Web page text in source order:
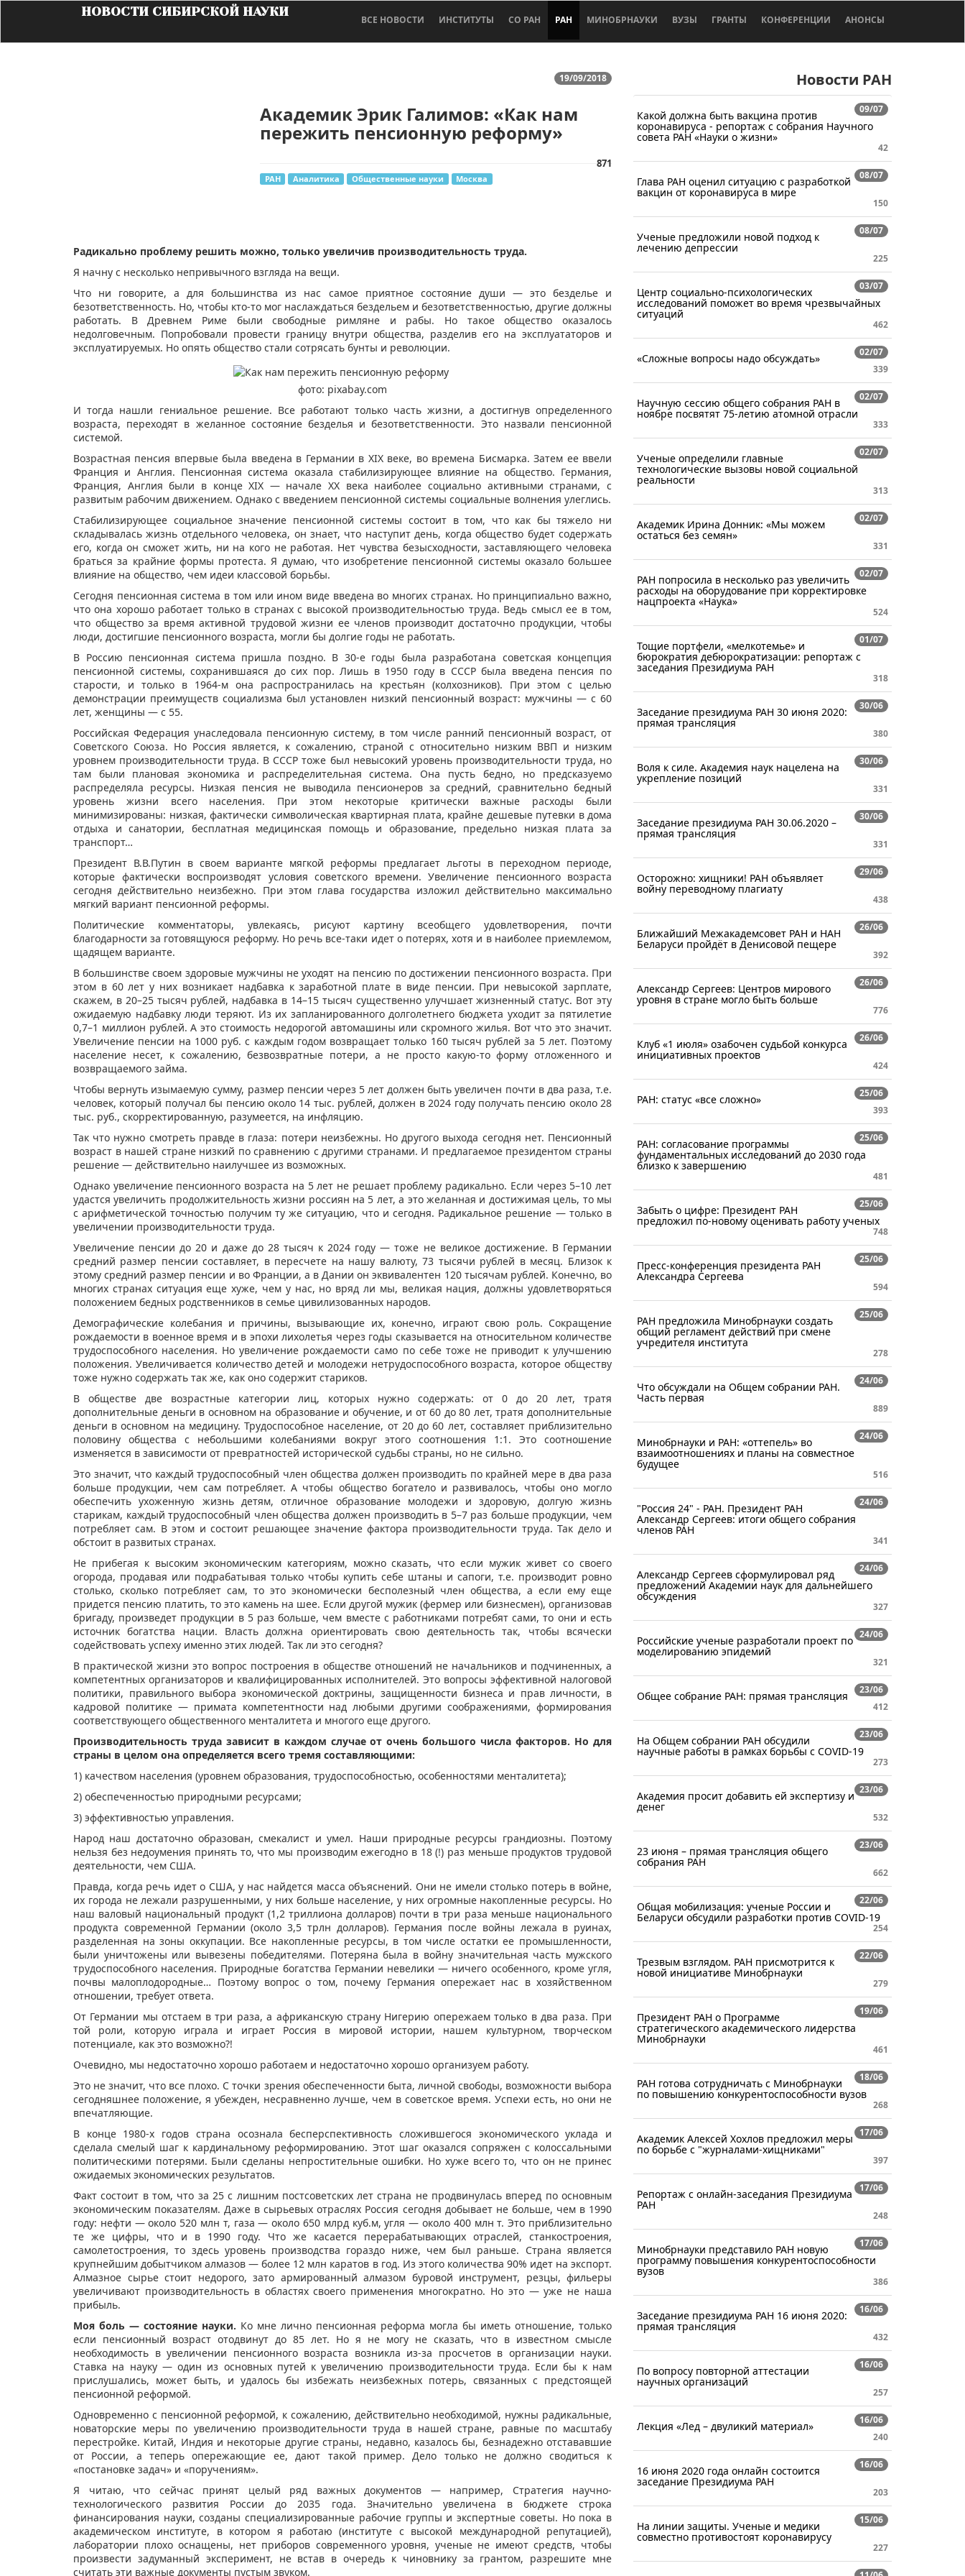
НОВОСТИ СИБИРСКОЙ НАУКИ
ВСЕ НОВОСТИ ИНСТИТУТЫ СО РАН РАН МИНОБРНАУКИ ВУЗЫ ГРАНТЫ КОНФЕРЕНЦИИ АНОНСЫ
19/09/2018
Академик Эрик Галимов: «Как нам
пережить пенсионную реформу»
871
РАН Аналитика Общественные науки Москва
​Радикально проблему решить можно, только увеличив производительность труда.
Я начну с несколько непривычного взгляда на вещи.
Что ни говорите, а для большинства из нас самое приятное состояние души — это безделье и
безответственность. Но, чтобы кто-то мог наслаждаться бездельем и безответственностью, другие должны
работать. В Древнем Риме были свободные римляне и рабы. Но такое общество оказалось
недолговечным. Попробовали провести границу внутри общества, разделив его на эксплуататоров и
эксплуатируемых. Но опять общество стали сотрясать бунты и революции.
фото: pixabay.com
И тогда нашли гениальное решение. Все работают только часть жизни, а достигнув определенного
возраста, переходят в желанное состояние безделья и безответственности. Это назвали пенсионной
системой.
Возрастная пенсия впервые была введена в Германии в XIX веке, во времена Бисмарка. Затем ее ввели
Франция и Англия. Пенсионная система оказала стабилизирующее влияние на общество. Германия,
Франция, Англия были в конце XIX — начале XX века наиболее социально активными странами, с
развитым рабочим движением. Однако с введением пенсионной системы социальные волнения улеглись.
Стабилизирующее социальное значение пенсионной системы состоит в том, что как бы тяжело ни
складывалась жизнь отдельного человека, он знает, что наступит день, когда общество будет содержать
его, когда он сможет жить, ни на кого не работая. Нет чувства безысходности, заставляющего человека
браться за крайние формы протеста. Я думаю, что изобретение пенсионной системы оказало большее
влияние на общество, чем идеи классовой борьбы.
Сегодня пенсионная система в том или ином виде введена во многих странах. Но принципиально важно,
что она хорошо работает только в странах с высокой производительностью труда. Ведь смысл ее в том,
что общество за время активной трудовой жизни ее членов производит достаточно продукции, чтобы
люди, достигшие пенсионного возраста, могли бы долгие годы не работать.
В Россию пенсионная система пришла поздно. В 30-е годы была разработана советская концепция
пенсионной системы, сохранившаяся до сих пор. Лишь в 1950 году в СССР была введена пенсия по
старости, и только в 1964-м она распространилась на крестьян (колхозников). При этом с целью
демонстрации преимуществ социализма был установлен низкий пенсионный возраст: мужчины — с 60
лет, женщины — с 55.
Российская Федерация унаследовала пенсионную систему, в том числе ранний пенсионный возраст, от
Советского Союза. Но Россия является, к сожалению, страной с относительно низким ВВП и низким
уровнем производительности труда. В СССР тоже был невысокий уровень производительности труда, но
там были плановая экономика и распределительная система. Она пусть бедно, но предсказуемо
распределяла ресурсы. Низкая пенсия не выводила пенсионеров за средний, сравнительно бедный
уровень жизни всего населения. При этом некоторые критически важные расходы были
минимизированы: низкая, фактически символическая квартирная плата, крайне дешевые путевки в дома
отдыха и санатории, бесплатная медицинская помощь и образование, предельно низкая плата за
транспорт…
Президент В.В.Путин в своем варианте мягкой реформы предлагает льготы в переходном периоде,
которые фактически воспроизводят условия советского времени. Увеличение пенсионного возраста
сегодня действительно неизбежно. При этом глава государства изложил действительно максимально
мягкий вариант пенсионной реформы.
Политические комментаторы, увлекаясь, рисуют картину всеобщего удовлетворения, почти
благодарности за готовящуюся реформу. Но речь все-таки идет о потерях, хотя и в наиболее приемлемом,
щадящем варианте.
В большинстве своем здоровые мужчины не уходят на пенсию по достижении пенсионного возраста. При
этом в 60 лет у них возникает надбавка к заработной плате в виде пенсии. При невысокой зарплате,
скажем, в 20–25 тысяч рублей, надбавка в 14–15 тысяч существенно улучшает жизненный статус. Вот эту
ожидаемую надбавку люди теряют. Из их запланированного долголетнего бюджета уходит за пятилетие
0,7–1 миллион рублей. А это стоимость недорогой автомашины или скромного жилья. Вот что это значит.
Увеличение пенсии на 1000 руб. с каждым годом возвращает только 160 тысяч рублей за 5 лет. Поэтому
население несет, к сожалению, безвозвратные потери, а не просто какую-то форму отложенного и
возвращаемого займа.
Чтобы вернуть изымаемую сумму, размер пенсии через 5 лет должен быть увеличен почти в два раза, т.е.
человек, который получал бы пенсию около 14 тыс. рублей, должен в 2024 году получать пенсию около 28
тыс. руб., скорректированную, разумеется, на инфляцию.
Так что нужно смотреть правде в глаза: потери неизбежны. Но другого выхода сегодня нет. Пенсионный
возраст в нашей стране низкий по сравнению с другими странами. И предлагаемое президентом страны
решение — действительно наилучшее из возможных.
Однако увеличение пенсионного возраста на 5 лет не решает проблему радикально. Если через 5–10 лет
удастся увеличить продолжительность жизни россиян на 5 лет, а это желанная и достижимая цель, то мы
с арифметической точностью получим ту же ситуацию, что и сегодня. Радикальное решение — только в
увеличении производительности труда.
Увеличение пенсии до 20 и даже до 28 тысяч к 2024 году — тоже не великое достижение. В Германии
средний размер пенсии составляет, в пересчете на нашу валюту, 73 тысячи рублей в месяц. Близок к
этому средний размер пенсии и во Франции, а в Дании он эквивалентен 120 тысячам рублей. Конечно, во
многих странах ситуация еще хуже, чем у нас, но вряд ли мы, великая нация, должны удовлетворяться
положением бедных родственников в семье цивилизованных народов.
Демографические колебания и причины, вызывающие их, конечно, играют свою роль. Сокращение
рождаемости в военное время и в эпохи лихолетья через годы сказывается на относительном количестве
трудоспособного населения. Но увеличение рождаемости само по себе тоже не приводит к улучшению
положения. Увеличивается количество детей и молодежи нетрудоспособного возраста, которое обществу
тоже нужно содержать так же, как оно содержит стариков.
В обществе две возрастные категории лиц, которых нужно содержать: от 0 до 20 лет, тратя
дополнительные деньги в основном на образование и обучение, и от 60 до 80 лет, тратя дополнительные
деньги в основном на медицину. Трудоспособное население, от 20 до 60 лет, составляет приблизительно
половину общества с небольшими колебаниями вокруг этого соотношения 1:1. Это соотношение
изменяется в зависимости от превратностей исторической судьбы страны, но не сильно.
Это значит, что каждый трудоспособный член общества должен производить по крайней мере в два раза
больше продукции, чем сам потребляет. А чтобы общество богатело и развивалось, чтобы оно могло
обеспечить ухоженную жизнь детям, отличное образование молодежи и здоровую, долгую жизнь
старикам, каждый трудоспособный член общества должен производить в 5–7 раз больше продукции, чем
потребляет сам. В этом и состоит решающее значение фактора производительности труда. Так дело и
обстоит в развитых странах.
Не прибегая к высоким экономическим категориям, можно сказать, что если мужик живет со своего
огорода, продавая или подрабатывая только чтобы купить себе штаны и сапоги, т.е. производит ровно
столько, сколько потребляет сам, то это экономически бесполезный член общества, а если ему еще
придется пенсию платить, то это камень на шее. Если другой мужик (фермер или бизнесмен), организовав
бригаду, произведет продукции в 5 раз больше, чем вместе с работниками потребят сами, то они и есть
источник богатства нации. Власть должна ориентировать свою деятельность так, чтобы всячески
содействовать успеху именно этих людей. Так ли это сегодня?
В практической жизни это вопрос построения в обществе отношений не начальников и подчиненных, а
компетентных организаторов и квалифицированных исполнителей. Это вопросы эффективной налоговой
политики, правильного выбора экономической доктрины, защищенности бизнеса и прав личности, в
кадровой политике — примата компетентности над любыми другими соображениями, формирования
соответствующего общественного менталитета и многого еще другого.
Производительность труда зависит в каждом случае от очень большого числа факторов. Но для
страны в целом она определяется всего тремя составляющими:
1) качеством населения (уровнем образования, трудоспособностью, особенностями менталитета);
2) обеспеченностью природными ресурсами;
3) эффективностью управления.
Народ наш достаточно образован, смекалист и умел. Наши природные ресурсы грандиозны. Поэтому
нельзя без недоумения принять то, что мы производим ежегодно в 18 (!) раз меньше продуктов трудовой
деятельности, чем США.
Правда, когда речь идет о США, у нас найдется масса объяснений. Они не имели столько потерь в войне,
их города не лежали разрушенными, у них больше население, у них огромные накопленные ресурсы. Но
наш валовый национальный продукт (1,2 триллиона долларов) почти в три раза меньше национального
продукта современной Германии (около 3,5 трлн долларов). Германия после войны лежала в руинах,
разделенная на зоны оккупации. Все накопленные ресурсы, в том числе остатки ее промышленности,
были уничтожены или вывезены победителями. Потеряна была в войну значительная часть мужского
трудоспособного населения. Природные богатства Германии невелики — ничего особенного, кроме угля,
почвы малоплодородные… Поэтому вопрос о том, почему Германия опережает нас в хозяйственном
отношении, требует ответа.
От Германии мы отстаем в три раза, а африканскую страну Нигерию опережаем только в два раза. При
той роли, которую играла и играет Россия в мировой истории, нашем культурном, творческом
потенциале, как это возможно?!
Очевидно, мы недостаточно хорошо работаем и недостаточно хорошо организуем работу.
Это не значит, что все плохо. С точки зрения обеспеченности быта, личной свободы, возможности выбора
сегодняшнее положение, я убежден, несравненно лучше, чем в советское время. Успехи есть, но они не
впечатляющие.
В конце 1980-х годов страна осознала бесперспективность сложившегося экономического уклада и
сделала смелый шаг к кардинальному реформированию. Этот шаг оказался сопряжен с колоссальными
политическими потерями. Были сделаны непростительные ошибки. Но хуже всего то, что он не принес
ожидаемых экономических результатов.
Факт состоит в том, что за 25 с лишним постсоветских лет страна не продвинулась вперед по основным
экономическим показателям. Даже в сырьевых отраслях Россия сегодня добывает не больше, чем в 1990
году: нефти — около 520 млн т, газа — около 650 млрд куб.м, угля — около 400 млн т. Это приблизительно
те же цифры, что и в 1990 году. Что же касается перерабатывающих отраслей, станкостроения,
самолетостроения, то здесь уровень производства гораздо ниже, чем был раньше. Страна является
крупнейшим добытчиком алмазов — более 12 млн каратов в год. Из этого количества 90% идет на экспорт.
Алмазное сырье стоит недорого, зато армированный алмазом буровой инструмент, резцы, фильеры
увеличивают производительность в областях своего применения многократно. Но это — уже не наша
прибыль.
Моя боль — состояние науки. Ко мне лично пенсионная реформа могла бы иметь отношение, только
если пенсионный возраст отодвинут до 85 лет. Но я не могу не сказать, что в известном смысле
необходимость в увеличении пенсионного возраста возникла из-за просчетов в организации науки.
Ставка на науку — один из основных путей к увеличению производительности труда. Если бы к нам
прислушались, может быть, и удалось бы избежать неизбежных потерь, связанных с предстоящей
пенсионной реформой.
Одновременно с пенсионной реформой, к сожалению, действительно необходимой, нужны радикальные,
новаторские меры по увеличению производительности труда в нашей стране, равные по масштабу
перестройке. Китай, Индия и некоторые другие страны, недавно, казалось бы, безнадежно отстававшие
от России, а теперь опережающие ее, дают такой пример. Дело только не должно сводиться к
«постановке задач» и «поручениям».
Я читаю, что сейчас принят целый ряд важных документов — например, Стратегия научно-
технологического развития России до 2035 года. Значительно увеличена в бюджете строка
финансирования науки, созданы специализированные рабочие группы и экспертные советы. Но пока в
академическом институте, в котором я работаю (институте с высокой международной репутацией),
лаборатории плохо оснащены, нет приборов современного уровня, ученые не имеют средств, чтобы
произвести задуманный эксперимент, не встав в очередь к чиновнику за грантом, разрешите мне
считать эти важные документы пустым звуком.
Новости РАН
09/07
Какой должна быть вакцина против
коронавируса - репортаж с собрания Научного
совета РАН «Науки о жизни»
42
08/07
Глава РАН оценил ситуацию с разработкой
вакцин от коронавируса в мире
150
08/07
Ученые предложили новой подход к
лечению депрессии
225
03/07
Центр социально-психологических
исследований поможет во время чрезвычайных
ситуаций
462
02/07
«Сложные вопросы надо обсуждать»
339
02/07
Научную сессию общего собрания РАН в
ноябре посвятят 75-летию атомной отрасли
333
02/07
Ученые определили главные
технологические вызовы новой социальной
реальности
313
02/07
Академик Ирина Донник: «Мы можем
остаться без семян»
331
02/07
РАН попросила в несколько раз увеличить
расходы на оборудование при корректировке
нацпроекта «Наука»
524
01/07
Тощие портфели, «мелкотемье» и
бюрократия дебюрократизации: репортаж с
заседания Президиума РАН
318
30/06
Заседание президиума РАН 30 июня 2020:
прямая трансляция
380
30/06
Воля к силе. Академия наук нацелена на
укрепление позиций
331
30/06
Заседание президиума РАН 30.06.2020 –
прямая трансляция
331
29/06
Осторожно: хищники! РАН объявляет
войну переводному плагиату
438
26/06
Ближайший Межакадемсовет РАН и НАН
Беларуси пройдёт в Денисовой пещере
392
26/06
Александр Сергеев: Центров мирового
уровня в стране могло быть больше
776
26/06
Клуб «1 июля» озабочен судьбой конкурса
инициативных проектов
424
25/06
РАН: статус «все сложно»
393
25/06
РАН: согласование программы
фундаментальных исследований до 2030 года
близко к завершению
481
25/06
Забыть о цифре: Президент РАН
предложил по-новому оценивать работу ученых
748
25/06
Пресс-конференция президента РАН
Александра Сергеева
594
25/06
РАН предложила Минобрнауки создать
общий регламент действий при смене
учредителя института
278
24/06
Что обсуждали на Общем собрании РАН.
Часть первая​​
889
24/06
Минобрнауки и РАН: «оттепель» во
взаимоотношениях и планы на совместное
будущее
516
24/06
"Россия 24" - РАН. Президент РАН
Александр Сергеев: итоги общего собрания
членов РАН
341
24/06
Александр Сергеев сформулировал ряд
предложений Академии наук для дальнейшего
обсуждения
327
24/06
Российские ученые разработали проект по
моделированию эпидемий
321
23/06
Общее собрание РАН: прямая трансляция
412
23/06
На Общем собрании РАН обсудили
научные работы в рамках борьбы с COVID-19
273
23/06
Академия просит добавить ей экспертизу и
денег
532
23/06
23 июня – прямая трансляция общего
собрания РАН
662
22/06
Общая мобилизация: ученые России и
Беларуси обсудили разработки против COVID-19
254
22/06
Трезвым взглядом. РАН присмотрится к
новой инициативе Минобрнауки
279
19/06
Президент РАН о Программе
стратегического академического лидерства
Минобрнауки
461
18/06
РАН готова сотрудничать с Минобрнауки
по повышению конкурентоспособности вузов
268
17/06
Академик Алексей Хохлов предложил меры
по борьбе с "журналами-хищниками"
397
17/06
Репортаж с онлайн-заседания Президиума
РАН
248
17/06
Минобрнауки представило РАН новую
программу повышения конкурентоспособности
вузов
386
16/06
Заседание президиума РАН 16 июня 2020:
прямая трансляция
432
16/06
По вопросу повторной аттестации
научных организаций
257
16/06
Лекция «Лед – двуликий материал»
240
16/06
16 июня 2020 года онлайн состоится
заседание Президиума РАН
203
15/06
На линии защиты. Ученые и медики
совместно противостоят коронавирусу
227